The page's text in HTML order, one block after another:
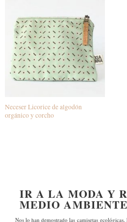
Neceser Licorice de algodón
orgánico y corcho
IR A LA MODA Y
MEDIO
Nos lo han demostrado las camisetas